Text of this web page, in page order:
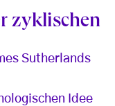
zyklischen
Sutherlands
Idee